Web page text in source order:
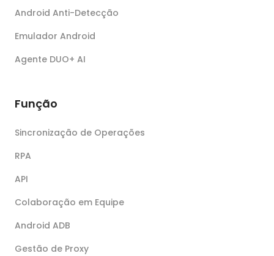
Android Anti-Detecção
Emulador Android
Agente DUO+ AI
Função
Sincronização de Operações
RPA
API
Colaboração em Equipe
Android ADB
Gestão de Proxy